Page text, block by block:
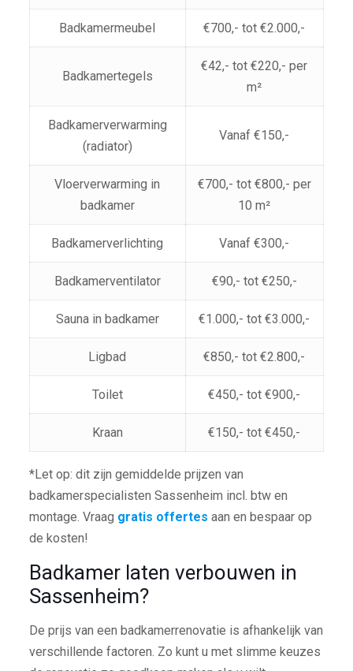
Badkamermeubel €700,- tot €2.000,-
Badkamertegels
€42,- tot €220,- per
m²
Badkamerverwarming
(radiator)
Vanaf €150,-
Vloerverwarming in
badkamer
€700,- tot €800,- per
10 m²
Badkamerverlichting Vanaf €300,-
Badkamerventilator €90,- tot €250,-
Sauna in badkamer €1.000,- tot €3.000,-
Ligbad €850,- tot €2.800,-
Toilet €450,- tot €900,-
Kraan €150,- tot €450,-
*Let op: dit zijn gemiddelde prijzen van
badkamerspecialisten Sassenheim incl. btw en
montage. Vraag gratis offertes aan en bespaar op
de kosten!
Badkamer laten verbouwen in
Sassenheim?
De prijs van een badkamerrenovatie is afhankelijk van
verschillende factoren. Zo kunt u met slimme keuzes